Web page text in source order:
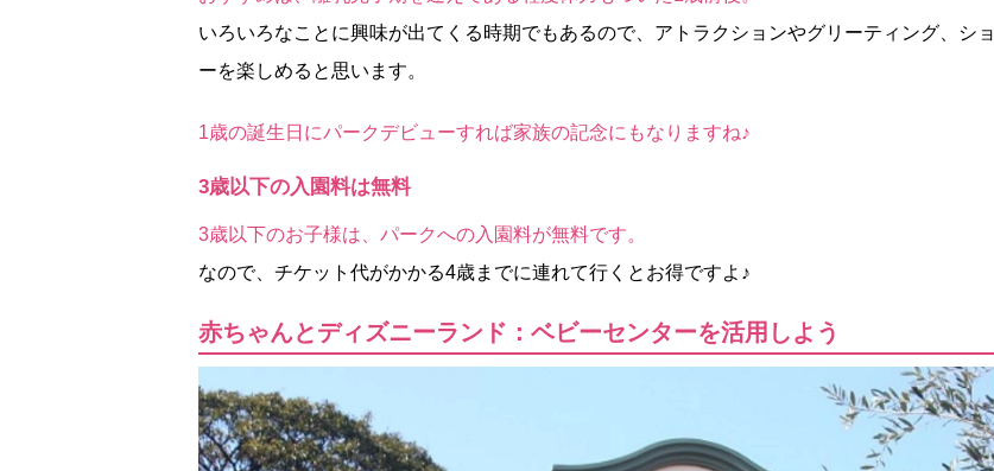
いろいろなことに興味が出てくる時期でもあるので、アトラクションやグリーティング、ショ
ーを楽しめると思います。
1歳の誕生日にパークデビューすれば家族の記念にもなりますね♪
3歳以下の入園料は無料
3歳以下のお子様は、パークへの入園料が無料です。
なので、チケット代がかかる4歳までに連れて行くとお得ですよ♪
赤ちゃんとディズニーランド：ベビーセンターを活用しよう